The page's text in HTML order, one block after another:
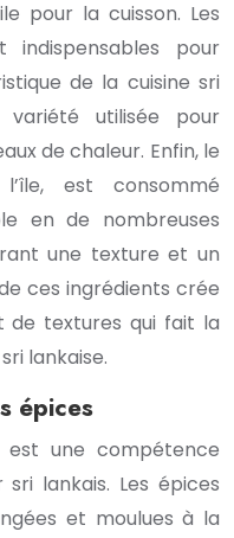
pour la cuisson. Les
pour
de la cuisine sri
variété utilisée pour
de chaleur. Enfin, le
est consommé
en de nombreuses
une texture et un
ces ingrédients crée
de textures qui fait la
lankaise.
épices
est une compétence
lankais. Les épices
et moulues à la